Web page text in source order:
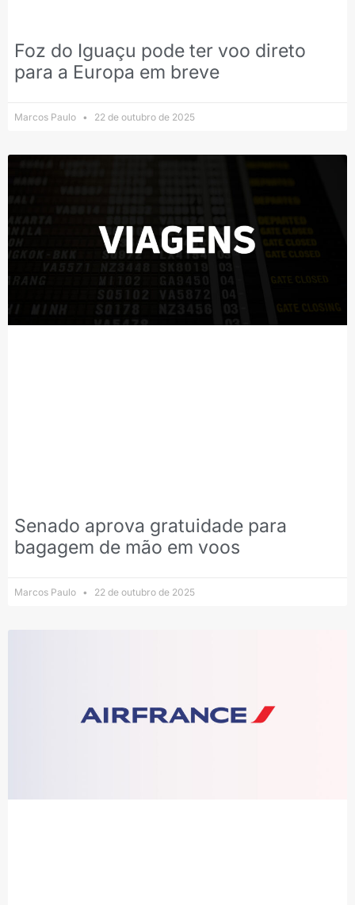
Foz do Iguaçu pode ter voo direto
para a Europa em breve
Marcos Paulo 22 de outubro de 2025
Senado aprova gratuidade para
bagagem de mão em voos
Marcos Paulo 22 de outubro de 2025